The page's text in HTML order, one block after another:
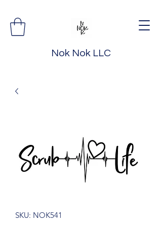
Nok Nok LLC
SKU: NOK541